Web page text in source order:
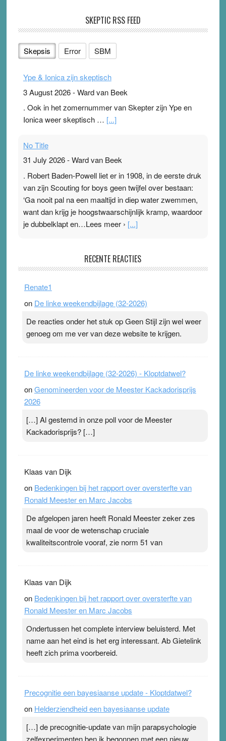
SKEPTIC RSS FEED
Skepsis Error SBM
Ype & Ionica zijn skeptisch
3 August 2026-Ward van Beek
. Ook in het zomernummer van Skepter zijn Ype en
Ionica weer skeptisch … [...]
No Title
31 July 2026-Ward van Beek
. Robert Baden-Powell liet er in 1908, in de eerste druk
van zijn Scouting for boys geen twijfel over bestaan:
‘Ga nooit pal na een maaltijd in diep water zwemmen,
want dan krijg je hoogstwaarschijnlijk kramp, waardoor
je dubbelklapt en…Lees meer › [...]
Ward van Beek
topsporters. Ze hopen ermee hun hartslag te verlagen
terwijl ze meer zuurstof opnemen. Daarop heeft zo’n
ademen’ kan goud waard zijn. Door…Lees meer
Pleisterplakkers in de topspsort ›[...]
RECENTE REACTIES
Renate1
on De linke weekendbijlage (32-2026)
De reacties onder het stuk op Geen Stijl zijn wel weer
genoeg om me ver van deze website te krijgen.
De linke weekendbijlage (32-2026) - Kloptdatwel?
onGenomineerden voor de Meester Kackadorisprijs
2026
[…] Al gestemd in onze poll voor de Meester
Kackadorisprijs? […]
Klaas van Dijk
on Bedenkingen bij het rapport over oversterfte van
Ronald Meester en Marc Jacobs
De afgelopen jaren heeft Ronald Meester zeker zes
maal de voor de wetenschap cruciale
kwaliteitscontrole vooraf, zie norm 51 van
Klaas van Dijk
on Bedenkingen bij het rapport over oversterfte van
Ronald Meester en Marc Jacobs
Ondertussen het complete interview beluisterd. Met
name aan het eind is het erg interessant. Ab Gietelink
heeft zich prima voorbereid.
Precognitie een bayesiaanse update - Kloptdatwel?
on Helderziendheid een bayesiaanse update
[…] de precognitie-update van mijn parapsychologie
zelfexperimenten ben ik begonnen met een nieuw